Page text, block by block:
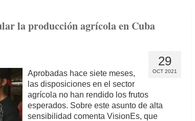
la producción agrícola en Cuba
29
OCT 2021
Aprobadas hace siete meses,
las disposiciones en el sector
agrícola no han rendido los frutos
esperados. Sobre este asunto de alta
sensibilidad comenta VisionEs, que